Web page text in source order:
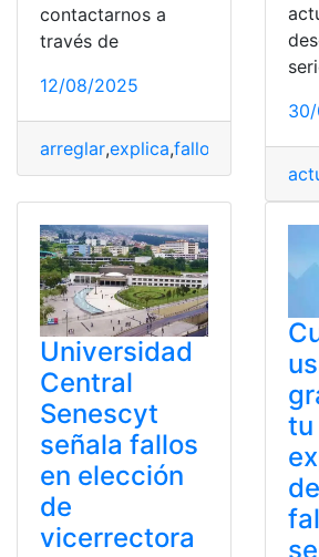
contactarnos a
través de
12/08/2025
arreglar,explica,fallos Internet,O2
Universidad
Central
Senescyt
señala fallos
en elección
de
vicerrectora
tu